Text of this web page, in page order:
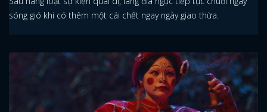
sóng gió khi có thêm một cái chết ngay ngày giao thừa.